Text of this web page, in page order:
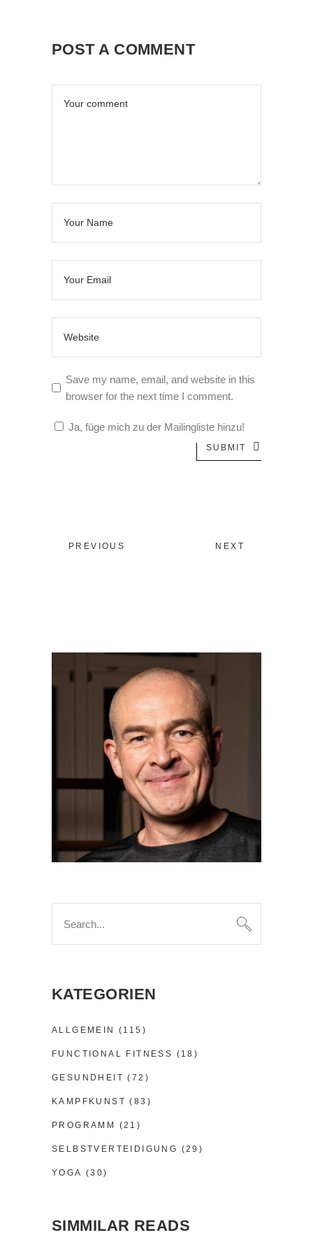
POST A COMMENT
Save my name, email, and website in this
browser for the next time I comment.
Ja, füge mich zu der Mailingliste hinzu!
SUBMIT
PREVIOUS NEXT
for:
KATEGORIEN
ALLGEMEIN (115)
FUNCTIONAL FITNESS (18)
GESUNDHEIT (72)
KAMPFKUNST (83)
PROGRAMM (21)
SELBSTVERTEIDIGUNG (29)
YOGA (30)
SIMMILAR READS